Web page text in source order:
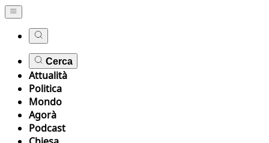
Cerca
Attualità
Politica
Mondo
Agorà
Podcast